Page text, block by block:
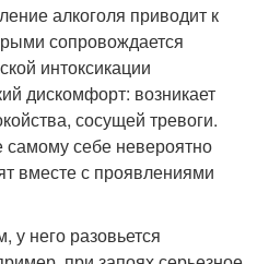
алкоголя приводит к
сопровождается
интоксикации
дискомфорт: возникает
сосущей тревоги.
самому себе невероятно
вместе с проявлениями
у него разовьется